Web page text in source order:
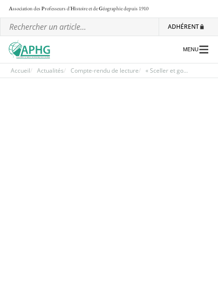
Association desProfesseurs d'Histoire et deGéographiedepuis 1910
ADHÉRENT
MENU
Accueil Actualités Compte-rendu de lecture « Sceller et go...